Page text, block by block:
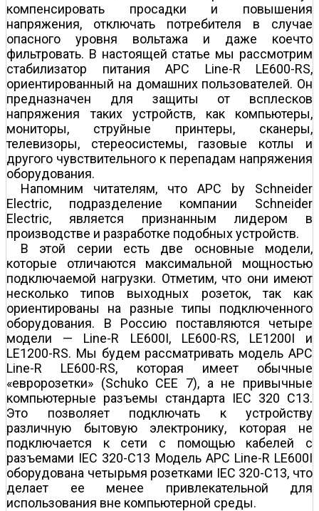
компенсировать просадки и повышения
напряжения, отключать потребителя в случае
опасного уровня вольтажа и даже кое­что
фильтровать. В настоящей статье мы рассмотрим
стабилизатор питания APC Line-R LE600-RS,
ориентированный на домашних пользователей. Он
предназначен для защиты от всплесков
напряжения таких устройств, как компьютеры,
мониторы, струйные принтеры, сканеры,
телевизоры, стереосистемы, газовые котлы и
другого чувствительного к перепадам напряжения
оборудования.
Напомним читателям, что APC by Schneider
Electric, подразделение компании Schneider
Electric, является признанным лидером в
производстве и разработке подобных устройств.
В этой серии есть две основные модели,
которые отличаются максимальной мощностью
подключаемой нагрузки. Отметим, что они имеют
несколько типов выходных розеток, так как
ориентированы на разные типы подключенного
оборудования. В Россию поставляются четыре
модели — Line-R LE600I, LE600-RS, LE1200I и
LE1200-RS. Мы будем рассматривать модель APC
Line-R LE600-RS, которая имеет обычные
«евророзетки» (Schuko CEE 7), а не привычные
компьютерные разъемы стандарта IEC 320 C13.
Это позволяет подключать к устройству
различную бытовую электронику, которая не
подключается к сети с помощью кабелей с
разъемами IEC 320-C13 Модель APC Line-R LE600I
оборудована четырьмя розетками IEC 320-C13, что
делает ее менее привлекательной для
использования вне компьютерной среды.